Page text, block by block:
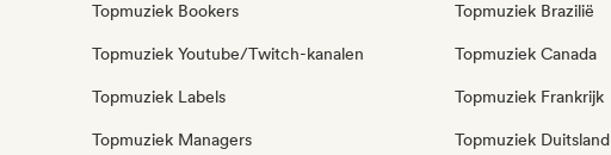
Topmuziek Bookers
Topmuziek Youtube/Twitch-kanalen
Topmuziek Labels
Topmuziek Managers
Topmuziek Brazilië
Topmuziek Canada
Topmuziek Frankrijk
Topmuziek Duitsland